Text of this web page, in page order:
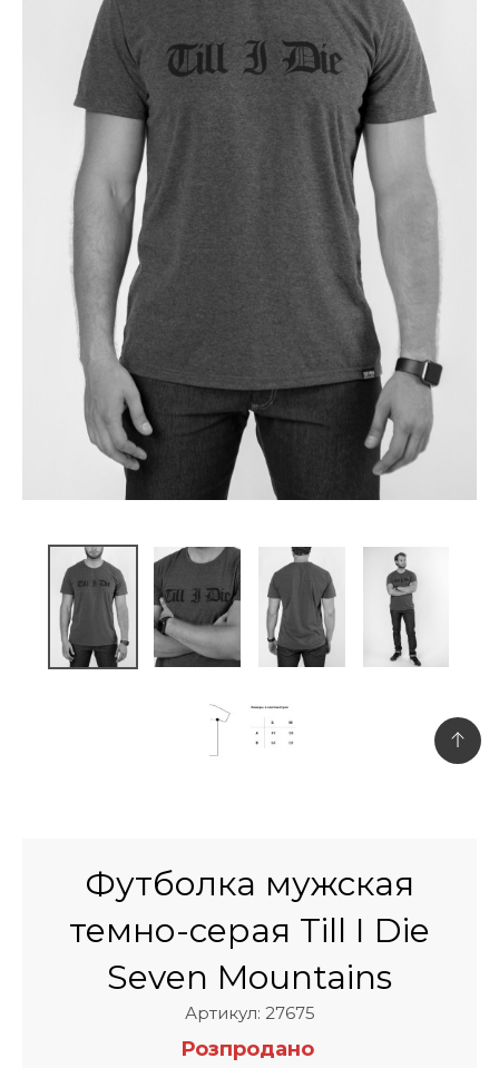
Футболка мужская
темно-серая Till I Die
Seven Mountains
Артикул: 27675
Розпродано